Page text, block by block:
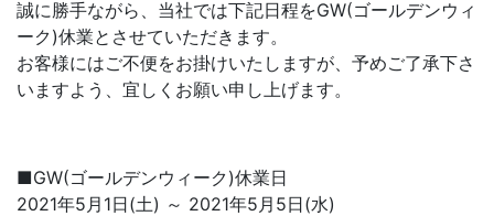
誠に勝手ながら、当社では下記日程をGW(ゴールデンウィ
ーク)休業とさせていただきます。
お客様にはご不便をお掛けいたしますが、予めご了承下さ
いますよう、宜しくお願い申し上げます。
■GW(ゴールデンウィーク)休業日
2021年5月1日(土) ～ 2021年5月5日(水)